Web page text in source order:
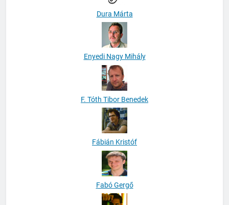
Dura Márta
Enyedi Nagy Mihály
F. Tóth Tibor Benedek
Fábián Kristóf
Fabó Gergő